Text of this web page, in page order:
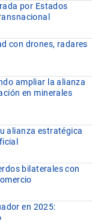
por Estados
con drones, radares
ampliar la alianza
en minerales
alianza estratégica
bilaterales con
en 2025: